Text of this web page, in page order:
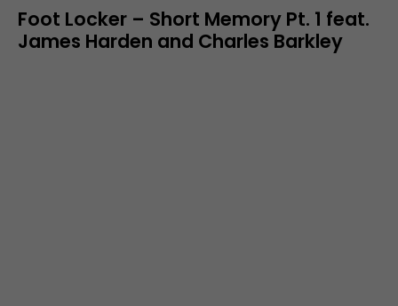
Foot Locker – Short Memory Pt. 1 feat.
James Harden and Charles Barkley